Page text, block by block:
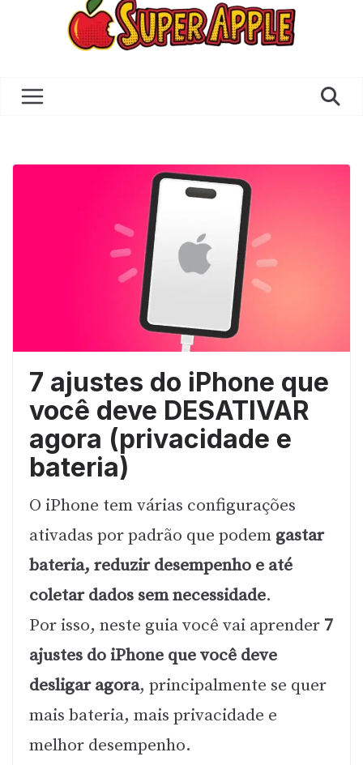
7 ajustes do iPhone que
você deve DESATIVAR
agora (privacidade e
bateria)
O iPhone tem várias configurações
ativadas por padrão que podem gastar
bateria, reduzir desempenho e até
coletar dados sem necessidade.
Por isso, neste guia você vai aprender 7
ajustes do iPhone que você deve
desligar agora, principalmente se quer
mais bateria, mais privacidade e
melhor desempenho.